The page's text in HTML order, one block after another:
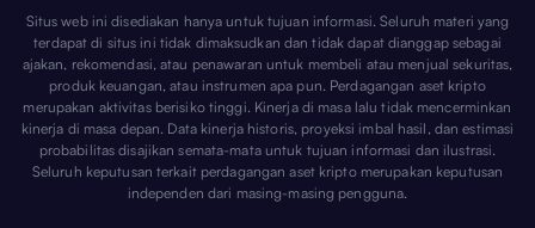
Situs web ini disediakan hanya untuk tujuan informasi. Seluruh materi yang
terdapat di situs ini tidak dimaksudkan dan tidak dapat dianggap sebagai
ajakan, rekomendasi, atau penawaran untuk membeli atau menjual sekuritas,
produk keuangan, atau instrumen apa pun. Perdagangan aset kripto
merupakan aktivitas berisiko tinggi. Kinerja di masa lalu tidak mencerminkan
kinerja di masa depan. Data kinerja historis, proyeksi imbal hasil, dan estimasi
probabilitas disajikan semata-mata untuk tujuan informasi dan ilustrasi.
Seluruh keputusan terkait perdagangan aset kripto merupakan keputusan
independen dari masing-masing pengguna.